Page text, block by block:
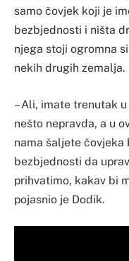
samo čovjek koji je
bezbjednosti i ništa
njega stoji ogromna
nekih drugih zemalja.
– Ali, imate trenutak
nešto nepravda, a u
nama šaljete čovjeka
bezbjednosti da
prihvatimo, kakav bi
pojasnio je Dodik.